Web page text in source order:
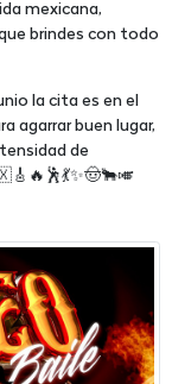
mexicana,
brindes con todo
la cita es en el
agarrar buen lugar,
de